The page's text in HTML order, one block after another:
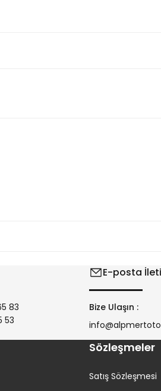
83
53
E-posta
Bize Ulaşın :
Sözleşmeler
Satış Sözleşmesi